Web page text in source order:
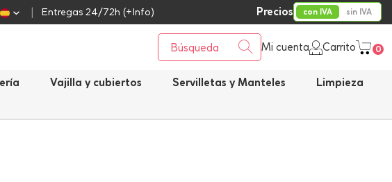
Precios con IVA sin IVA
Entregas 24/72h (+Info)
Mi cuenta Carrito 0
Vajilla y cubiertos Servilletas y Manteles
Limpieza